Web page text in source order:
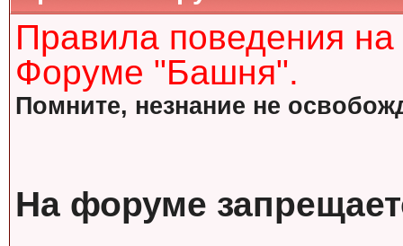
Правила поведения
Форуме "Башня".
Помните, незнание не
На форуме